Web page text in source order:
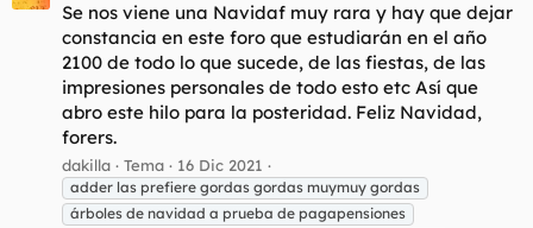
Se nos viene una Navidaf muy rara y hay que dejar
constancia en este foro que estudiarán en el año
2100 de todo lo que sucede, de las fiestas, de las
impresiones personales de todo esto etc Así que
abro este hilo para la posteridad. Feliz Navidad,
forers.
dakilla Tema 16 Dic 2021
adder las prefiere gordas gordas muymuy gordas
árboles de navidad a prueba de pagapensiones